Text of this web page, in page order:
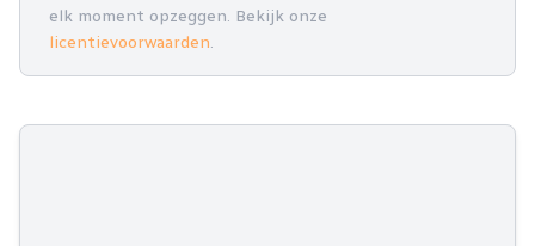
elk moment opzeggen. Bekijk onze
licentievoorwaarden.